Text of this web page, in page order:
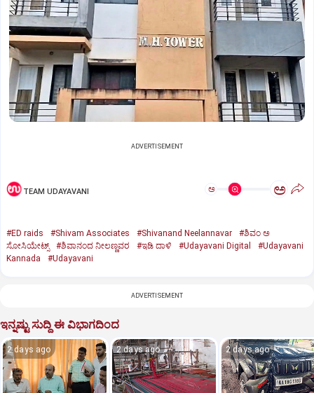
ADVERTISEMENT
TEAM UDAYAVANI ಅ ಅ
#ED raids #Shivam Associates #Shivanand Neelannavar
#ಶಿವಂ ಅ
ಸೋಸಿಯೇಟ್ಸ್
#ಶಿವಾನಂದ ನೀಲಣ್ಣವರ #ಇಡಿ ದಾಳಿ #Udayavani Digital
#Udayavani
Kannada
#Udayavani
ADVERTISEMENT
ಇನ್ನಷ್ಟು ಸುದ್ದಿ ಈ ವಿಭಾಗದಿಂದ
2 days ago 2 days ago 2 days ago